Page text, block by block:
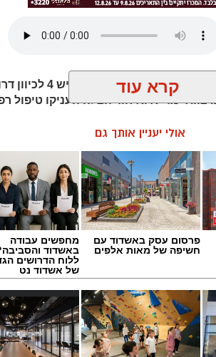
חמישה כלי רכב היו מעורבים בתאונת שרשרת
מד”א ואיחוד הצלה העניקו טיפול
קרא עוד
אולי יעניין אותך גם
פרסום עסק באשדוד עם
חשיפה של מאות אלפים
מחפשים עבודה
באשדוד
ללוח הדרושים
של אשדוד נט